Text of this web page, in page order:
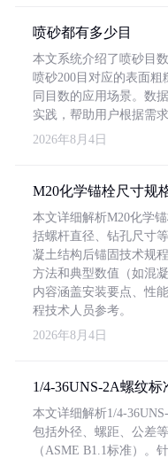
喷砂都有多少目
本文系统介绍了喷砂目
喷砂200目对应的表面粗
同目数的应用场景。数
实践，帮助用户根据需
2026年8月4日
M20化学锚栓尺寸规
本文详细解析M20化学
括螺杆直径、钻孔尺寸
凝土结构后锚固技术规
方法和典型数值（如混
内容涵盖安装要点、性
程技术人员参考。
2026年8月4日
1/4-36UNS-2A螺纹标
本文详细解析1/4-
包括外径、螺距、公差
（ASME B1.1标准）。